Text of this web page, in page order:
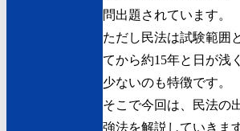
問出題されています。
ただし民法は試験範囲
てから約15年と日が浅
少ないのも特徴です。
そこで今回は、民法の
強法を解説していきま